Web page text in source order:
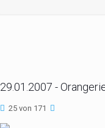
29.01.2007 -
25 von 171